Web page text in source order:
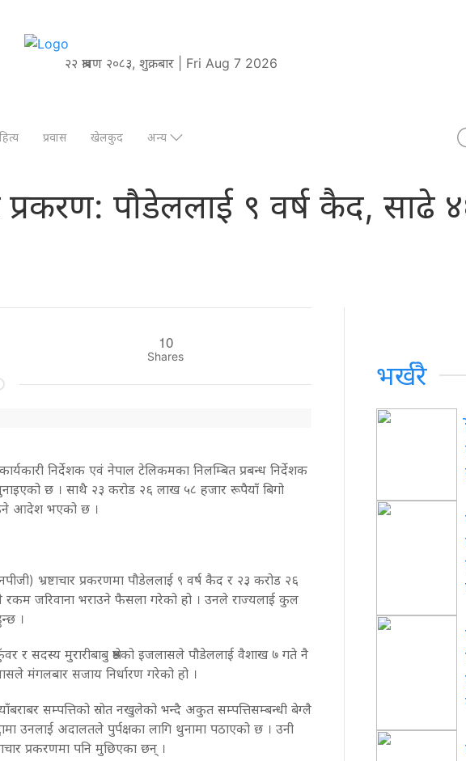
२२ श्रावण २०८३, शुक्रबार | Fri Aug 7 2026
प्रवास खेलकुद अन्य
प्रकरण: पौडेललाई ९ वर्ष कैद,
10
Shares
कार्यकारी निर्देशक एवं नेपाल टेलिकमका निलम्बित प्रबन्ध निर्देशक
छ । साथै २३ करोड २६ लाख ५८ हजार रूपैयाँ बिगो
आदेश भएको छ ।
भ्रष्टाचार प्रकरणमा पौडेललाई ९ वर्ष कैद र २३ करोड २६
रकम जरिवाना भराउने फैसला गरेको हो । उनले राज्यलाई कुल
।
र सदस्य मुरारीबाबु श्रेष्ठको इजलासले पौडेललाई वैशाख ७ गते नै
मंगलबार सजाय निर्धारण गरेको हो ।
सम्पत्तिको स्रोत नखुलेको भन्दै अकुत सम्पत्तिसम्बन्धी बेग्लै
उनलाई अदालतले पुर्पक्षका लागि थुनामा पठाएको छ । उनी
प्रकरणमा पनि मुछिएका छन् ।
भर्खरै